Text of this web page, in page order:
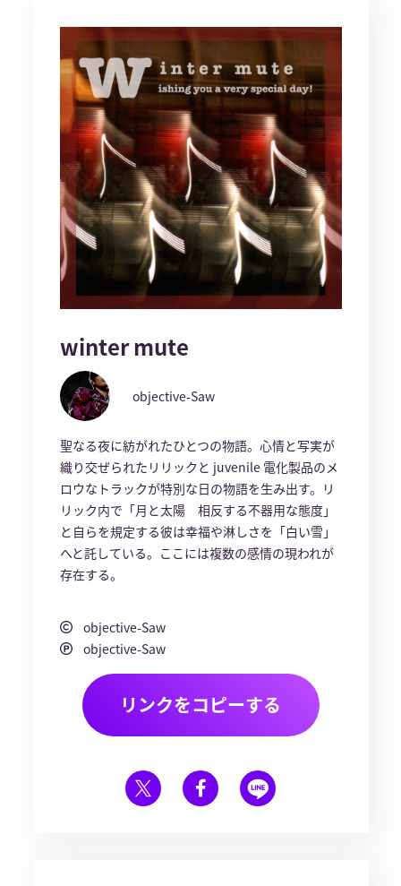
winter mute
objective-Saw
聖なる夜に紡がれたひとつの物語。心情と写実が
織り交ぜられたリリックと juvenile 電化製品のメ
ロウなトラックが特別な日の物語を生み出す。リ
リック内で「月と太陽 相反する不器用な態度」
と自らを規定する彼は幸福や淋しさを「白い雪」
へと託している。ここには複数の感情の現われが
存在する。
objective-Saw
objective-Saw
リンクをコピーする